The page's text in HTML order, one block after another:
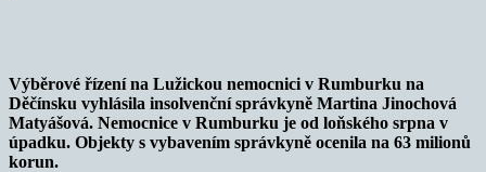
Výběrové řízení na Lužickou nemocnici v Rumburku na
Děčínsku vyhlásila insolvenční správkyně Martina Jinochová
Matyášová. Nemocnice v Rumburku je od loňského srpna v
úpadku. Objekty s vybavením správkyně ocenila na 63 milionů
korun.